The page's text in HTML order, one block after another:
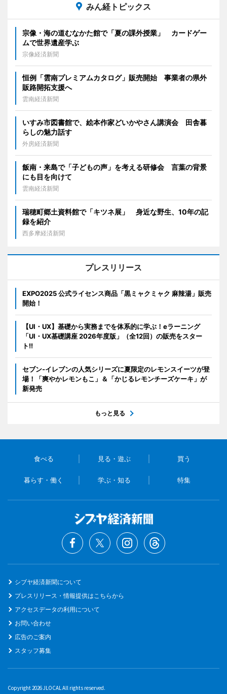
みん経トピックス
宗像・海の道むなかた館で「夏の課外授業」 カードゲー
ムで世界遺産学ぶ
宗像経済新聞
恒例「雲南プレミアムカタログ」販売開始 事業者の県外
販路開拓支援へ
雲南経済新聞
いすみ市図書館で、絵本作家どいかやさん講演会 田舎暮
らしの魅力話す
外房経済新聞
飯南・来島で「子どもの声」を考える研修会 言葉の背景
にも目を向けて
雲南経済新聞
瑞穂町郷土資料館で「キツネ展」 身近な野生、10年の記
録を紹介
西多摩経済新聞
プレスリリース
EXPO2025 公式ライセンス商品「黒ミャクミャク 麻辣湯」販売
開始！
【UI・UX】基礎から実務までを体系的に学ぶ！eラーニング
「UI・UX基礎講座 2026年度版」（全12回）の販売をスター
ト!!
セブン‐イレブンの人気シリーズに夏限定のレモンスイーツが登
場！「爽やかレモンもこ」＆「かじるレモンチーズケーキ」が
新発売
もっと見る
食べる 見る・遊ぶ 買う
暮らす・働く 学ぶ・知る 特集
シブヤ経済新聞について
プレスリリース・情報提供はこちらから
アクセスデータの利用について
お問い合わせ
広告のご案内
スタッフ募集
Copyright 2026 JLOCAL All rights reserved.